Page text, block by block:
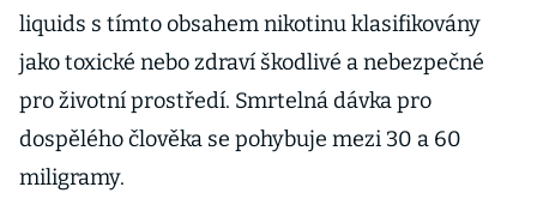
liquids s tímto obsahem nikotinu klasifikovány
jako toxické nebo zdraví škodlivé a nebezpečné
pro životní prostředí. Smrtelná dávka pro
dospělého člověka se pohybuje mezi 30 a 60
miligramy.